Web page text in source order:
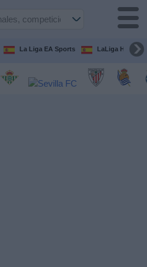
La Liga EA Sports LaLiga